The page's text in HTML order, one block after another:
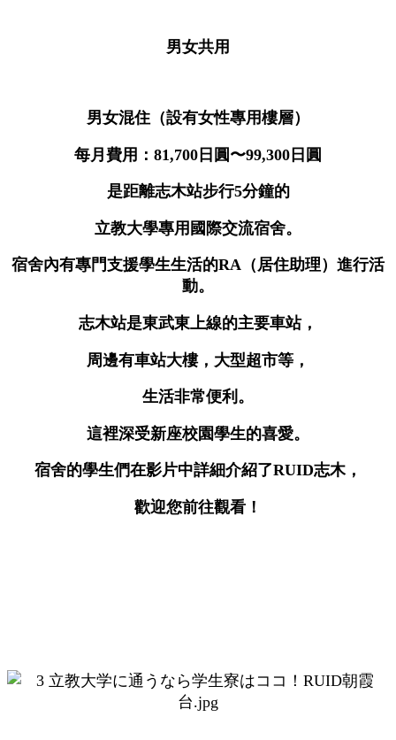
男女共用
男女混住（設有女性專用樓層）
每月費用：81,700日圓〜99,300日圓
是距離志木站步行5分鐘的
立教大學專用國際交流宿舍。
宿舍內有專門支援學生生活的RA（居住助理）進行活
動。
志木站是東武東上線的主要車站，
周邊有車站大樓， 大型超市等，
生活非常便利。
這裡深受新座校園學生的喜愛。
宿舍的學生們在影片中詳細介紹了RUID志木，
歡迎您前往觀看！